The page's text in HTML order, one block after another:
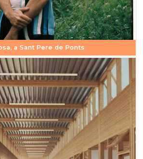
a Sant Pere de Ponts